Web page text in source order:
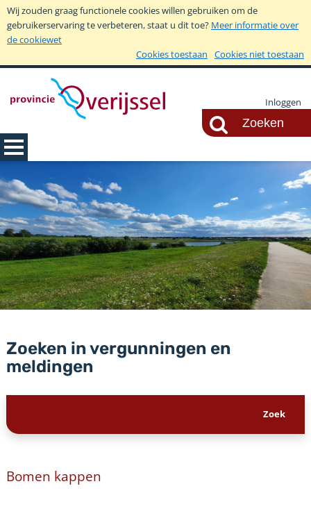
Wij zouden graag functionele cookies willen gebruiken om de
gebruikerservaring te verbeteren, staat u dit toe? Meer informatie over
de cookiewet
Cookies toestaan
Cookies niet toestaan
Inloggen
Zoeken in vergunningen en
meldingen
Bomen kappen